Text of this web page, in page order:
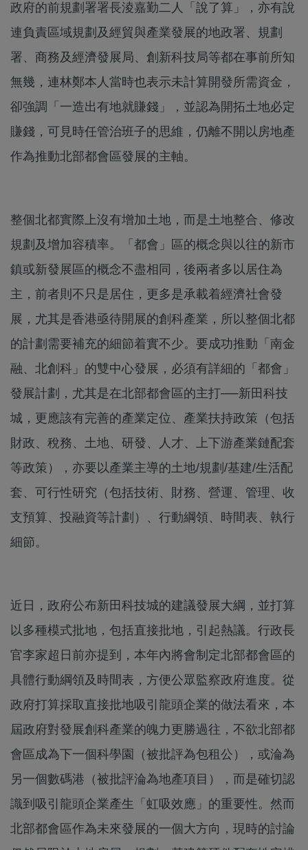
政府的前規劃署署長淩嘉勤二人「說了算」，亦有說
連負責區域規劃及經貿與產業發展的地政署、規劃
署、商務及經濟發展局、創新科技局等都在事前所知
無幾，連林鄭本人當時也表示未計算開發所需資金，
卻強調「一造出有地就賺錢」，並認為開拓土地必定
賺錢，可見時任管治班子的思維，仍離不開以房地產
作為推動北部都會區發展的主軸。
整個北都實際上沒有增加土地，而是土地整合、修改
規劃及增加容積率。「都會」區的概念與以往的新市
鎮或新發展區的概念不盡相同，後兩者多以居住為
主，前者則不只是居住，更多是承載着經濟社會發
展，尤其是香港亟待開展的創科產業，所以整個北都
的計劃需要補充的細節着實不少。要成功推動「南金
融、北創科」的雙中心發展，必須有詳細的「都會」
發展計劃，尤其是在北部都會區的主打──新田科技
城，更應該有完善的產業定位、產業扶持政策（包括
財政、稅務、土地、研發、人才、上下游產業鏈配套
等政策），亦要以產業主導的土地/規劃/基建/生活配
套、可行性研究（包括技術、財務、營運、管理、收
支預算、投融資等計劃）、行動綱領、時間表、執行
細節。
近日，政府公布新田科技城的建議發展大綱，並打算
以多種模式批地，包括直接批地，引起熱議。行政長
官李家超日前亦提到，本年內將會制定北部都會區的
具體行動綱領及時間表，方便公眾監察政府進度。從
政府打算採取直接批地吸引龍頭企業的做法看來，本
屆政府對發展創科產業的魄力更勝過往，不欲北部都
會區成為下一個科學園（被批評為包租公），或淪為
另一個數碼港（被批評淪為地產項目），而是確切認
識到吸引龍頭企業產生「虹吸效應」的重要性。然而
北部都會區作為未來發展的一個大方向，現時的討論